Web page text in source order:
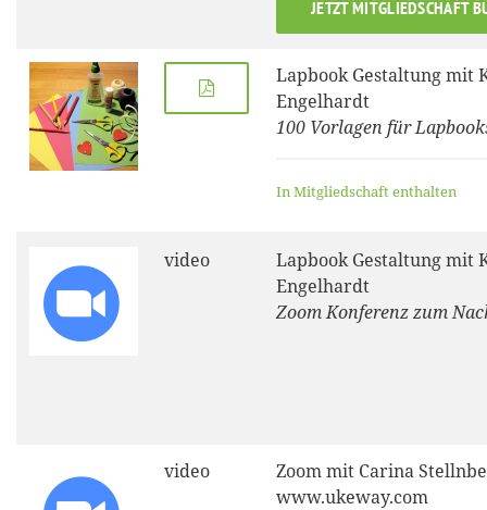
JETZT MITGLIEDSCHAFT
Lapbook Gestaltung mit
Engelhardt
100 Vorlagen für
In Mitgliedschaft enthalten
video
Lapbook Gestaltung mit
Engelhardt
Zoom Konferenz zum
video
Zoom mit Carina
www.ukeway.com